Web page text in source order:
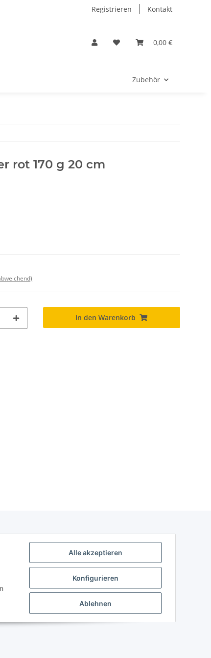
Registrieren Kontakt
0,00 €
Zubehör
rot 170 g 20 cm
In den Warenkorb
Alle akzeptieren
Konfigurieren
Ablehnen